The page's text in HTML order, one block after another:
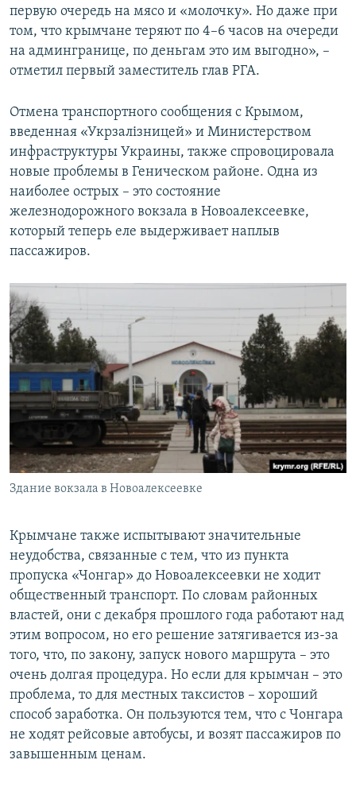
первую очередь на мясо и «молочку». Но даже при
том, что крымчане теряют по 4–6 часов на очереди
на админгранице, по деньгам это им выгодно», –
отметил первый заместитель глав РГА.
Отмена транспортного сообщения с Крымом,
введенная «Укрзалізницей» и Министерством
инфраструктуры Украины, также спровоцировала
новые проблемы в Геническом районе. Одна из
наиболее острых – это состояние
железнодорожного вокзала в Новоалексеевке,
который теперь еле выдерживает наплыв
пассажиров.
Здание вокзала в Новоалексеевке
Крымчане также испытывают значительные
неудобства, связанные с тем, что из пункта
пропуска «Чонгар» до Новоалексеевки не ходит
общественный транспорт. По словам районных
властей, они с декабря прошлого года работают над
этим вопросом, но его решение затягивается из-за
того, что, по закону, запуск нового маршрута – это
очень долгая процедура. Но если для крымчан – это
проблема, то для местных таксистов – хороший
способ заработка. Он пользуются тем, что с Чонгара
не ходят рейсовые автобусы, и возят пассажиров по
завышенным ценам.